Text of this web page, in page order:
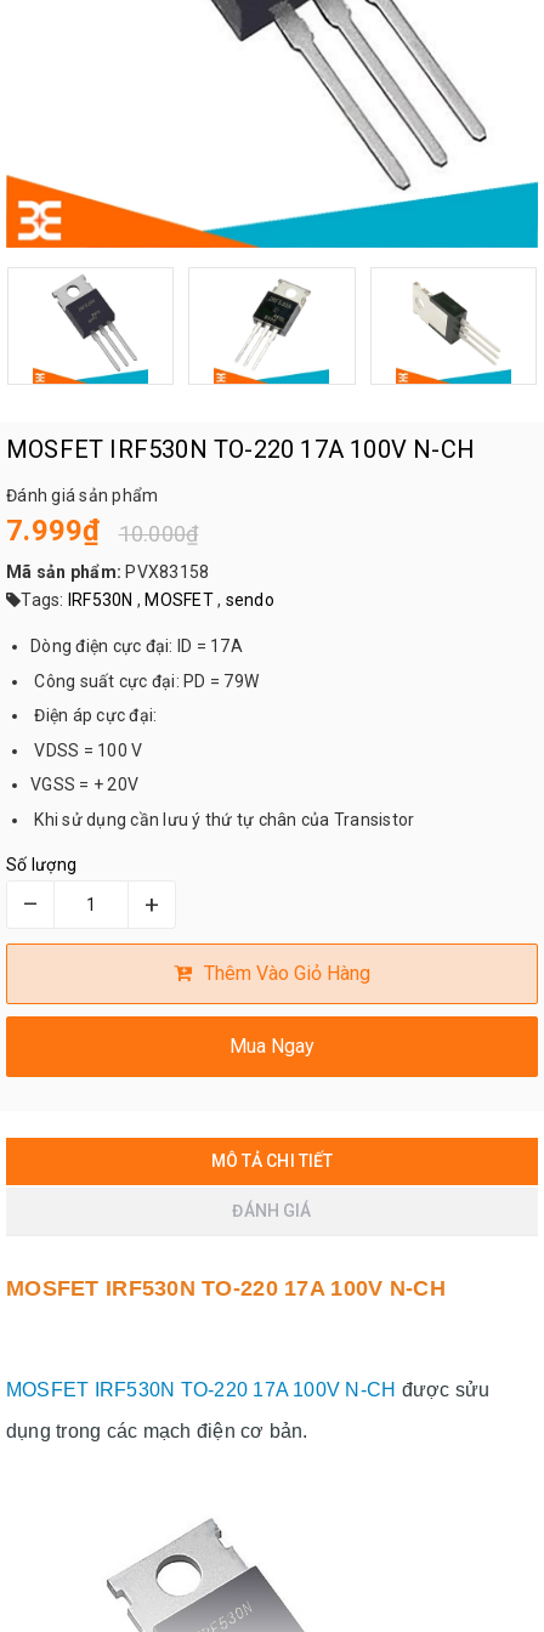
MOSFET IRF530N TO-220 17A 100V N-CH
Đánh giá sản phẩm
7.999₫ 10.000₫
Mã sản phẩm: PVX83158
Tags:
IRF530N , MOSFET , sendo
Dòng điện cực đại: ID = 17A
Công suất cực đại: PD = 79W
Điện áp cực đại:
VDSS = 100 V
VGSS = + 20V
Khi sử dụng cần lưu ý thứ tự chân của Transistor
Số lượng
– +
Thêm Vào Giỏ Hàng
Mua Ngay
MÔ TẢ CHI TIẾT
ĐÁNH GIÁ
MOSFET IRF530N TO-220 17A 100V N-CH
MOSFET IRF530N TO-220 17A 100V N-CH được sửu
dụng trong các mạch điện cơ bản.